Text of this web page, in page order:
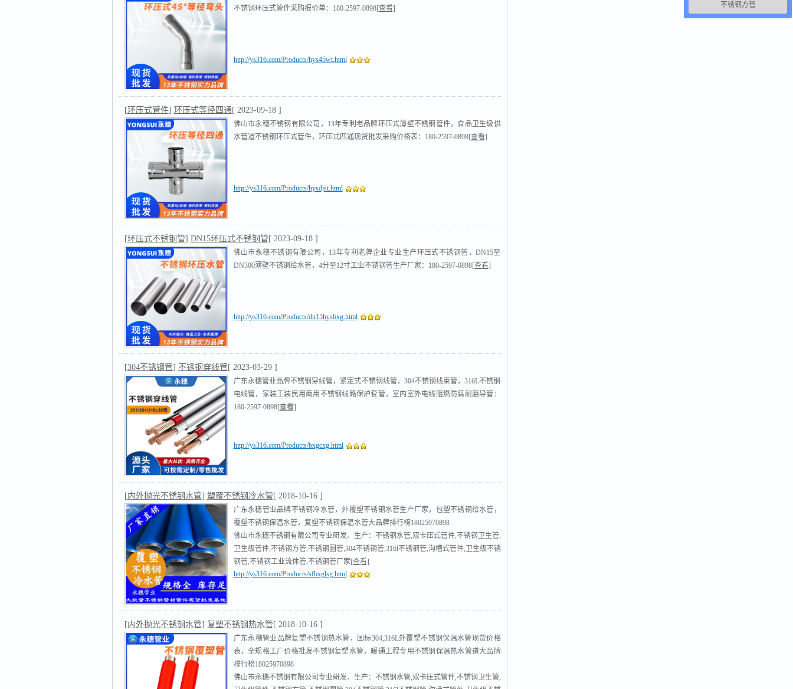
不锈钢环压式管件采购报价单：180-2597-0898[查看]
http://ys316.com/Products/hys45wt.html
[环压式管件] 环压式等径四通 [ 2023-09-18 ]
佛山市永穗不锈钢有限公司，13年专利老品牌环压式薄壁不锈钢管件，食品卫生级供
水管道不锈钢环压式管件，环压式四通现货批发采购价格表：180-2597-0898[查看]
http://ys316.com/Products/hysdjst.html
[环压式不锈钢管] DN15环压式不锈钢管 [ 2023-09-18 ]
佛山市永穗不锈钢有限公司，13年专利老牌企业专业生产环压式不锈钢管，DN15至
DN300薄壁不锈钢给水管，4分至12寸工业不锈钢管生产厂家：180-2597-0898[查看]
http://ys316.com/Products/dn15hysbxg.html
[304不锈钢管] 不锈钢穿线管 [ 2023-03-29 ]
广东永穗管业品牌不锈钢穿线管，紧定式不锈钢线管，304不锈钢线束管，316L不锈钢
电线管，家装工装民用商用不锈钢线路保护套管，室内室外电线阻燃防腐耐磨导管：
180-2597-0898[查看]
http://ys316.com/Products/bxgcxg.html
[内外抛光不锈钢水管] 塑覆不锈钢冷水管 [ 2018-10-16 ]
广东永穗管业品牌不锈钢冷水管，外覆塑不锈钢水管生产厂家，包塑不锈钢给水管，
覆塑不锈钢保温水管，复塑不锈钢保温水管大品牌排行榜18025970898
佛山市永穗不锈钢有限公司专业研发、生产：不锈钢水管,双卡压式管件,不锈钢卫生管,
卫生级管件,不锈钢方管,不锈钢圆管,304不锈钢管,316l不锈钢管,沟槽式管件,卫生级不锈
钢管,不锈钢工业流体管,不锈钢管厂家[查看]
http://ys316.com/Products/sfbxglsg.html
[内外抛光不锈钢水管] 复塑不锈钢热水管 [ 2018-10-16 ]
广东永穗管业品牌复塑不锈钢热水管，国标304,316L外覆塑不锈钢保温水管现货价格
表，全规格工厂价格批发不锈钢复塑水管，暖通工程专用不锈钢保温热水管道大品牌
排行榜18025970898
佛山市永穗不锈钢有限公司专业研发、生产：不锈钢水管,双卡压式管件,不锈钢卫生管,
不锈钢方管